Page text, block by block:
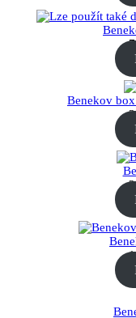
Benekov